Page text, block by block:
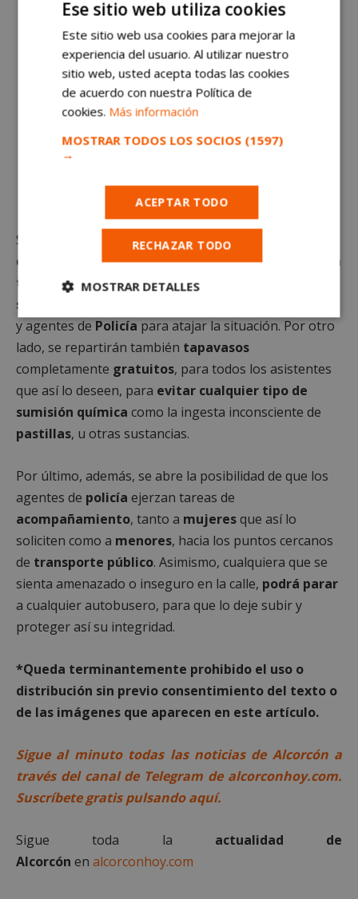
Nuevas medidas de seguridad para las Fiestas de
Alcorcón
Se crearán los ya mencionadospuntos violeta
casetas especialesa las que acudir si se recibe
algún
tipo de abuso o violencia sexual, o cualquier acto
sospechoso de ello.
y agentes dePolicíapara atajar la situación. Por otro
lado, se repartirán también tapavasos
completamente gratuitos, para todos los asistentes
que así lo deseen, para evitar cualquier tipo de
sumisión química como la ingesta inconsciente de
pastillas, u otras sustancias.
Por último, además, se abre la posibilidad de que los
agentes de policía ejerzan tareas de
acompañamiento, tanto a mujeresque así lo
soliciten como a menores, hacia los puntos cercanos
de transporte público. Asimismo, cualquiera que se
sienta amenazado o inseguro en la calle, podrá parar
a cualquier autobusero, para que lo deje subir y
proteger así su integridad.
*Queda terminantemente prohibido el uso o
distribución sin previo consentimiento del texto o
de las imágenes que aparecen en este artículo.
Sigue al minuto todas las noticias de Alcorcón a
través del canal de Telegram de alcorconhoy.com.
Suscríbete gratis pulsando aquí.
Sigue toda la actualidad de
Alcorcón en alcorconhoy.com
Ese sitio web utiliza cookies
Este sitio web usa cookies para mejorar la
experiencia del usuario. Al utilizar nuestro
sitio web, usted acepta todas las cookies
de acuerdo con nuestra Política de
cookies. Más información
MOSTRAR TODOS LOS SOCIOS (1597)
→
ACEPTAR TODO
RECHAZAR TODO
MOSTRAR DETALLES
Cookies
estrictamente
necesarias
Cookies de
rendimiento
Cookies de
preferencias
Cookies de
funcionalidad
Cookies no clasificadas
Cookies estrictamente necesarias
Cookies de rendimiento
Cookies de preferencias
Cookies no clasificadas
Las cookies estrictamente necesarias permiten la
El sitio web no se puede utilizar correctamente sin
Nombre
Dominio
alcorconhoy.com